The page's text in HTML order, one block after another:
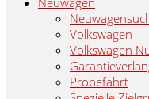
Volkswagen
Volkswagen
Probefahrt